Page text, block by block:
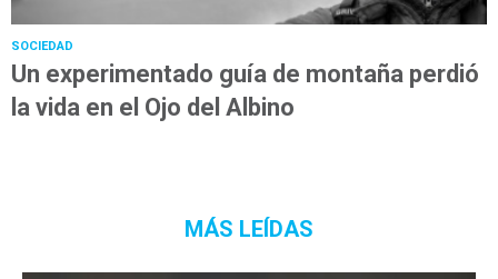
SOCIEDAD
Un experimentado guía de montaña perdió
la vida en el Ojo del Albino
MÁS LEÍDAS